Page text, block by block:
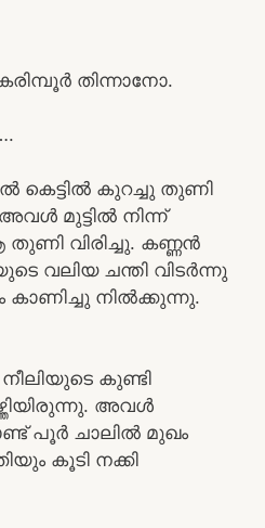
തിന്നാനോ.
കെട്ടിൽ കുറച്ചു തുണി
മുട്ടിൽ നിന്ന്
വിരിച്ചു. കണ്ണൻ
വലിയ ചന്തി വിടർന്നു
നിൽക്കുന്നു.
കുണ്ടി
അവൾ
പൂർ ചാലിൽ മുഖം
കൂടി നക്കി